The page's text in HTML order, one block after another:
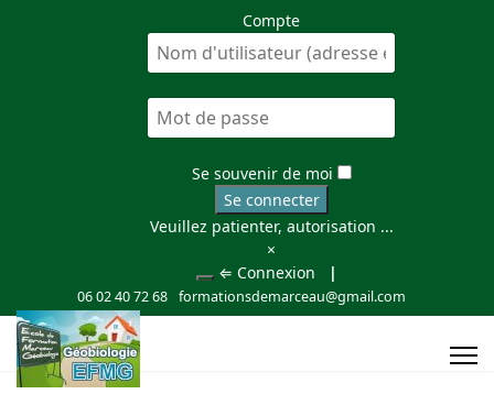
Compte
Se souvenir de moi
Se connecter
Veuillez patienter, autorisation ...
×
⇐ Connexion
|
06 02 40 72 68 formationsdemarceau@gmail.com